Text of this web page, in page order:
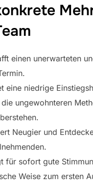
einen unerwarteten
eine niedrige
die ungewohnteren
Neugier und
für sofort gute
Weise zum ersten